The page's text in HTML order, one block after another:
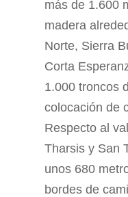
más de 1.600
madera
Norte, Sierra
Corta
1.000 troncos
colocación de
Respecto al
Tharsis y San
unos 680
bordes de